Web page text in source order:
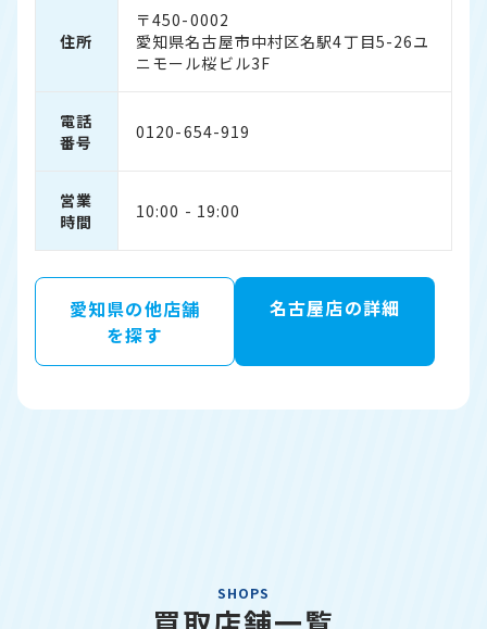
住所
〒450-0002
愛知県名古屋市中村区名駅4丁目5-26ユ
ニモール桜ビル3F
電話
番号
0120-654-919
営業
時間
10:00 - 19:00
愛知県の他店舗
を探す
名古屋店の詳細
SHOPS